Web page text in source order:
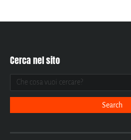
Cerca nel sito